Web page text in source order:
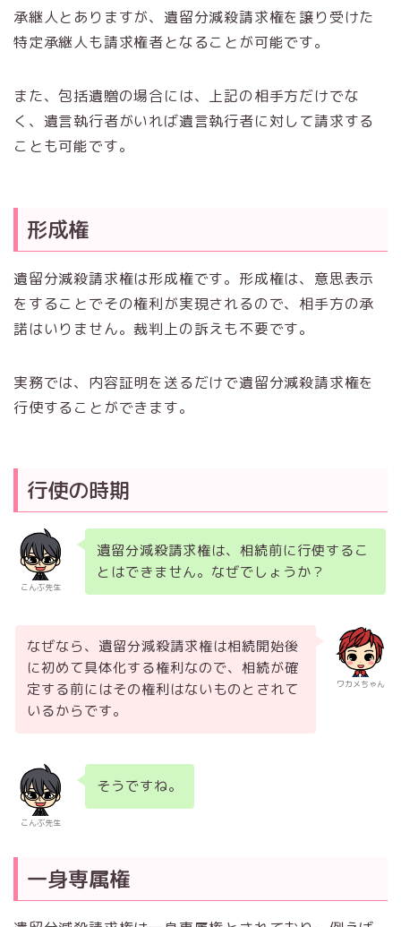
承継人とありますが、遺留分減殺請求権を譲り受けた
特定承継人も請求権者となることが可能です。
また、包括遺贈の場合には、上記の相手方だけでな
く、遺言執行者がいれば遺言執行者に対して請求する
ことも可能です。
形成権
遺留分減殺請求権は形成権です。形成権は、意思表示
をすることでその権利が実現されるので、相手方の承
諾はいりません。裁判上の訴えも不要です。
実務では、内容証明を送るだけで遺留分減殺請求権を
行使することができます。
行使の時期
こんぶ先生
遺留分減殺請求権は、相続前に行使するこ
とはできません。なぜでしょうか？
ワカメちゃん
なぜなら、遺留分減殺請求権は相続開始後
に初めて具体化する権利なので、相続が確
定する前にはその権利はないものとされて
いるからです。
こんぶ先生
そうですね。
一身専属権